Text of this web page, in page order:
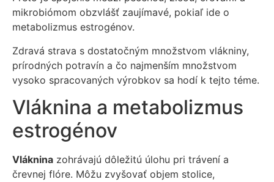
mikrobiómom obzvlášť zaujímavé, pokiaľ ide o
metabolizmus estrogénov.
Zdravá strava s dostatočným množstvom vlákniny,
prírodných potravín a čo najmenším množstvom
vysoko spracovaných výrobkov sa hodí k tejto téme.
Vláknina a metabolizmus
estrogénov
Vláknina zohrávajú dôležitú úlohu pri trávení a
črevnej flóre. Môžu zvyšovať objem stolice,